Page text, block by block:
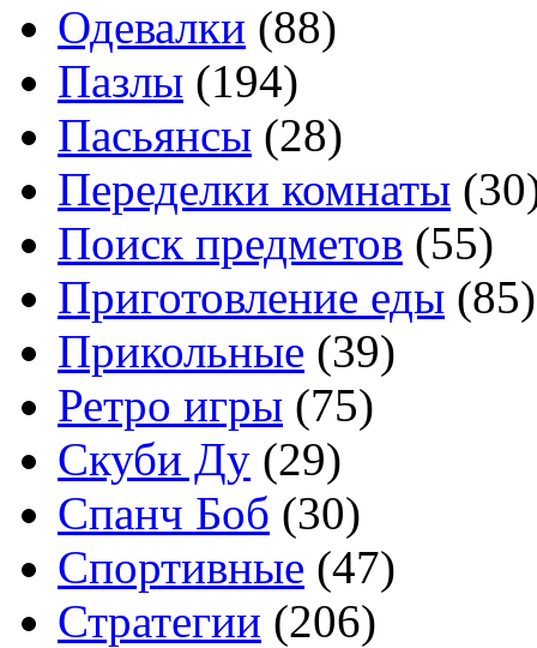
Одевалки (88)
Пазлы (194)
Пасьянсы (28)
Переделки комнаты
Поиск предметов (55)
Приготовление еды (85)
Прикольные (39)
Ретро игры (75)
Скуби Ду (29)
Спанч Боб (30)
Спортивные (47)
Стратегии (206)